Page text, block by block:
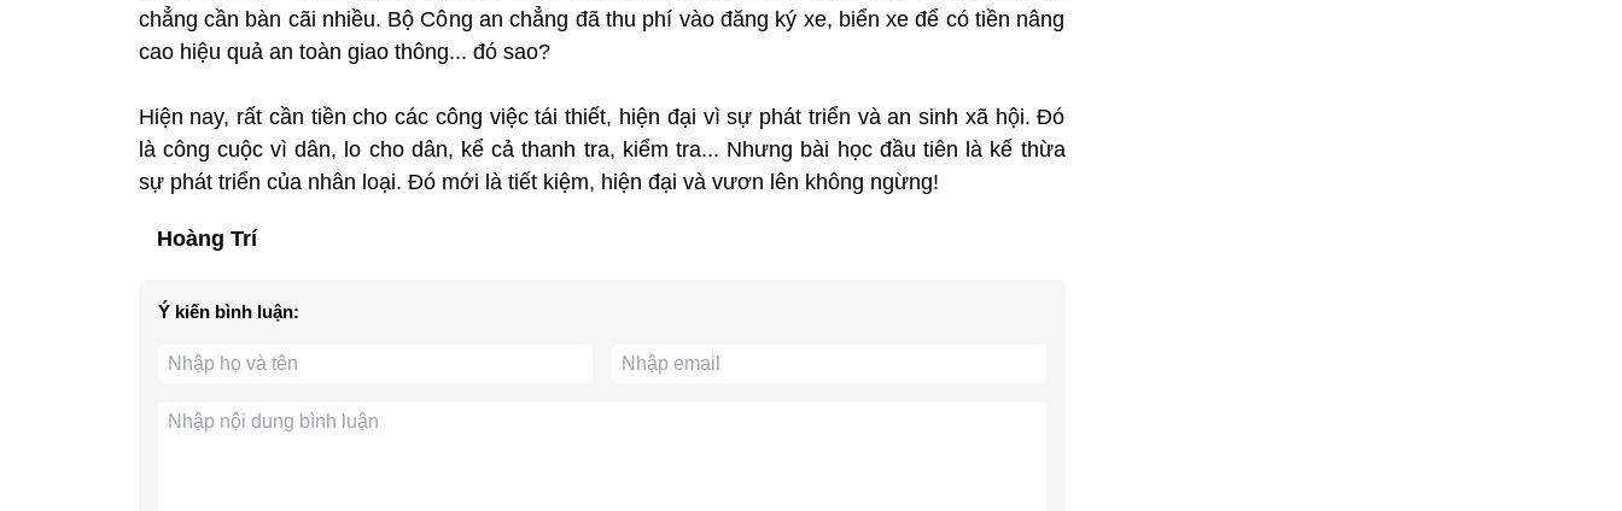
chẳng cần bàn cãi nhiều. Bộ Công an chẳng đã thu phí vào đăng ký xe, biển xe để có tiền nâng
cao hiệu quả an toàn giao thông... đó sao?
Hiện nay, rất cần tiền cho các công việc tái thiết, hiện đại vì sự phát triển và an sinh xã hội. Đó
là công cuộc vì dân, lo cho dân, kể cả thanh tra, kiểm tra... Nhưng bài học đầu tiên là kế thừa
sự phát triển của nhân loại. Đó mới là tiết kiệm, hiện đại và vươn lên không ngừng!
Hoàng Trí
Ý kiến bình luận: